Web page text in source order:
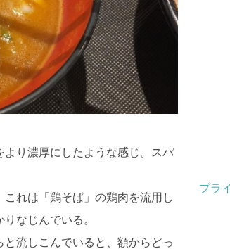
り濃厚にしたような感じ。スパ
れは「鶏そば」の鶏肉を流用し
なじんでいる。
流しこんでいると、額からどっ
プラ